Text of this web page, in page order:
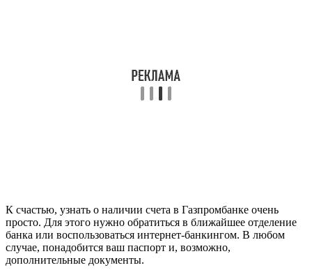
К счастью, узнать о наличии счета в Газпромбанке очень
просто. Для этого нужно обратиться в ближайшее отделение
банка или воспользоваться интернет-банкингом. В любом
случае, понадобится ваш паспорт и, возможно,
дополнительные документы.